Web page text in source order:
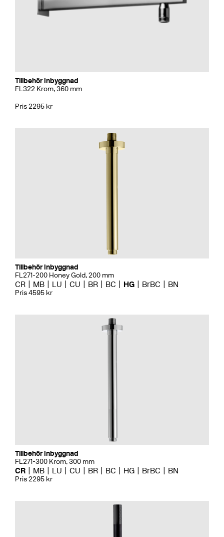
Tillbehör Inbyggnad
FL322 Krom, 360 mm
Pris 2295 kr
Tillbehör Inbyggnad
FL271-200 Honey Gold, 200 mm
CR MB LU CU BR BC HG BrBC BN
Pris 4595 kr
Tillbehör Inbyggnad
FL271-300 Krom, 300 mm
CR MB LU CU BR BC HG BrBC BN
Pris 2295 kr